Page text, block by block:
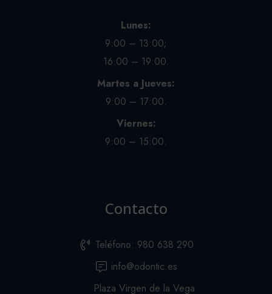
Lunes:
9:00 – 13:00;
16:00 – 19:00.
Martes a Jueves:
9:00 – 17:00.
Viernes:
9:00 – 15:00.
Contacto
Teléfono: 980 638 290
info@odontic.es
Plaza Virgen de la Vega